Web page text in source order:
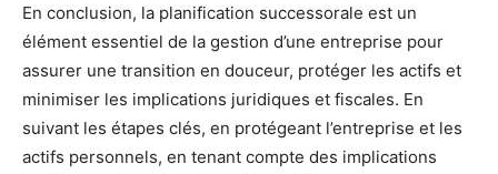
En conclusion, la planification successorale est un
élément essentiel de la gestion d’une entreprise pour
assurer une transition en douceur, protéger les actifs et
minimiser les implications juridiques et fiscales. En
suivant les étapes clés, en protégeant l’entreprise et les
actifs personnels, en tenant compte des implications